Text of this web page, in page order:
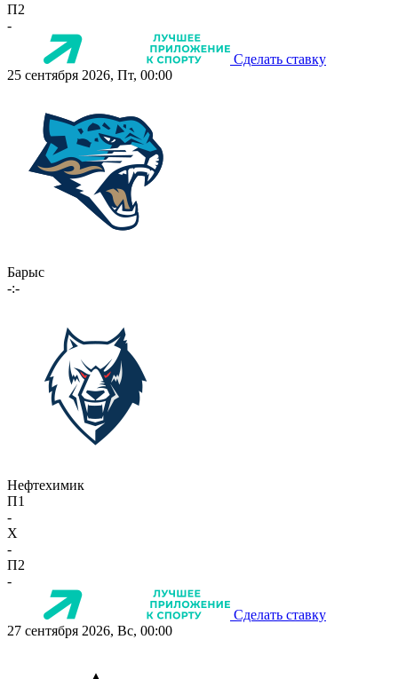
П2
-
Сделать ставку
25 сентября 2026, Пт, 00:00
Барыс
-:-
Нефтехимик
П1
-
X
-
П2
-
Сделать ставку
27 сентября 2026, Вс, 00:00